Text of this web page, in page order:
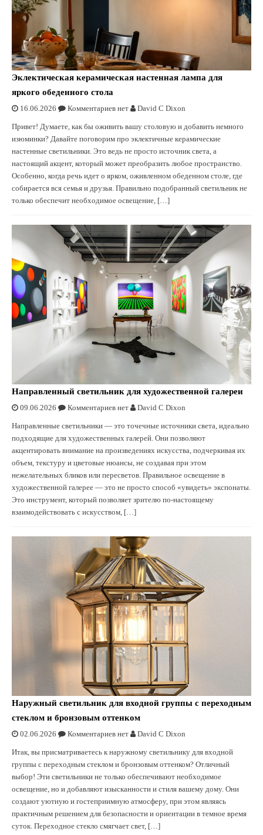
Эклектическая керамическая настенная лампа для
яркого обеденного стола
16.06.2026 Комментариев нет David C Dixon
Привет! Думаете, как бы оживить вашу столовую и добавить немного
изюминки? Давайте поговорим про эклектичные керамические
настенные светильники. Это ведь не просто источник света, а
настоящий акцент, который может преобразить любое пространство.
Особенно, когда речь идет о ярком, оживленном обеденном столе, где
собирается вся семья и друзья. Правильно подобранный светильник не
только обеспечит необходимое освещение, […]
Направленный светильник для художественной галереи
09.06.2026 Комментариев нет David C Dixon
Направленные светильники — это точечные источники света, идеально
подходящие для художественных галерей. Они позволяют
акцентировать внимание на произведениях искусства, подчеркивая их
объем, текстуру и цветовые нюансы, не создавая при этом
нежелательных бликов или пересветов. Правильное освещение в
художественной галерее — это не просто способ «увидеть» экспонаты.
Это инструмент, который позволяет зрителю по-настоящему
взаимодействовать с искусством, […]
Наружный светильник для входной группы с переходным
стеклом и бронзовым оттенком
02.06.2026 Комментариев нет David C Dixon
Итак, вы присматриваетесь к наружному светильнику для входной
группы с переходным стеклом и бронзовым оттенком? Отличный
выбор! Эти светильники не только обеспечивают необходимое
освещение, но и добавляют изысканности и стиля вашему дому. Они
создают уютную и гостеприимную атмосферу, при этом являясь
практичным решением для безопасности и ориентации в темное время
суток. Переходное стекло смягчает свет, […]